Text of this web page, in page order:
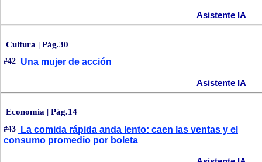
Asistente IA
Cultura | Pág.30
#42 Una mujer de acción
Asistente IA
Economía | Pág.14
#43
La comida rápida anda lento: caen las ventas y el
consumo promedio por boleta